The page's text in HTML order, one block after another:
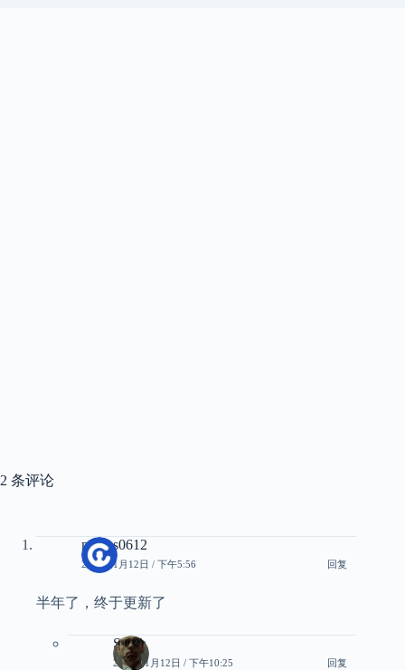
2 条评论
mxdzs0612
2026年1月12日 / 下午5:56 回复
半年了，终于更新了
Smith
2026年1月12日 / 下午10:25 回复